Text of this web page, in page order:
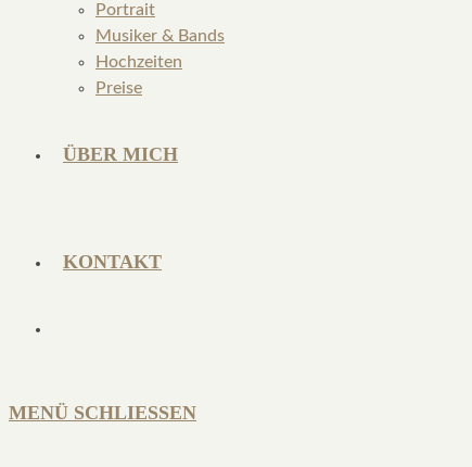
Portrait
Musiker & Bands
Hochzeiten
Preise
ÜBER MICH
KONTAKT
MENÜ SCHLIESSEN